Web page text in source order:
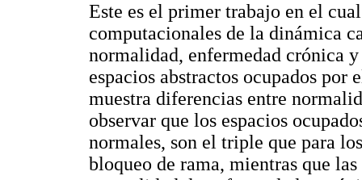
Este es el primer trabajo en el
computacionales de la dinámica
normalidad, enfermedad crónica
espacios abstractos ocupados por
muestra diferencias entre
observar que los espacios
normales, son el triple que para
bloqueo de rama, mientras que